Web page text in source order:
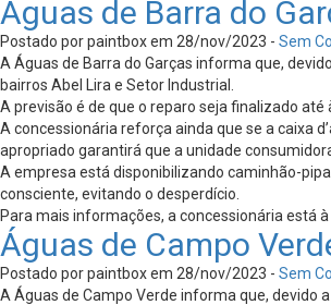
Águas de Barra do
Postado por paintbox em 28/nov/2023 - Sem
A Águas de Barra do Garças informa que,
bairros Abel Lira e Setor Industrial.
A previsão é de que o reparo seja finalizado
A concessionária reforça ainda que se a caixa
apropriado garantirá que a unidade
A empresa está disponibilizando caminhão-
consciente, evitando o desperdício.
Para mais informações, a concessionária está
Águas de Campo
Postado por paintbox em 28/nov/2023 - Sem
A Águas de Campo Verde informa que, devido